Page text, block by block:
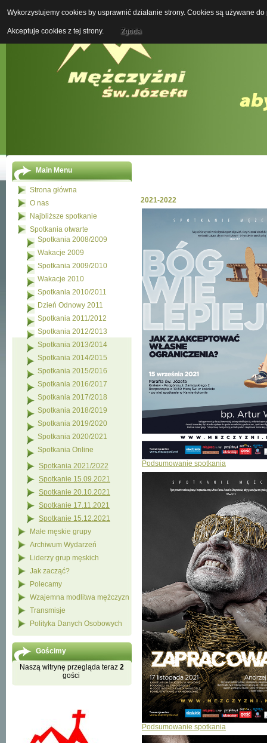
Boży
Main Menu
Strona główna
O nas
Najbliższe spotkanie
Spotkania otwarte
Spotkania 2008/2009
Wakacje 2009
Spotkania 2009/2010
Wakacje 2010
Spotkania 2010/2011
Dzień Odnowy 2011
Spotkania 2011/2012
Spotkania 2012/2013
Spotkania 2013/2014
Spotkania 2014/2015
Spotkania 2015/2016
Spotkania 2016/2017
Spotkania 2017/2018
Spotkania 2018/2019
Spotkania 2019/2020
Spotkania 2020/2021
Spotkania Online
Spotkania 2021/2022
Spotkanie 15.09.2021
Spotkanie 20.10.2021
Spotkanie 17.11.2021
Spotkanie 15.12.2021
Małe męskie grupy
Archiwum Wydarzeń
Liderzy grup męskich
Jak zacząć?
Polecamy
Wzajemna modlitwa mężczyzn
Transmisje
Polityka Danych Osobowych
Gościmy
Naszą witrynę przegląda teraz 2
gości
2021-2022
Podsumowanie spotkania
Podsumowanie spotkania
Wykorzystujemy cookies by usprawnić działanie strony. Cookies są używane
Akceptuje cookies z tej strony. Zgoda